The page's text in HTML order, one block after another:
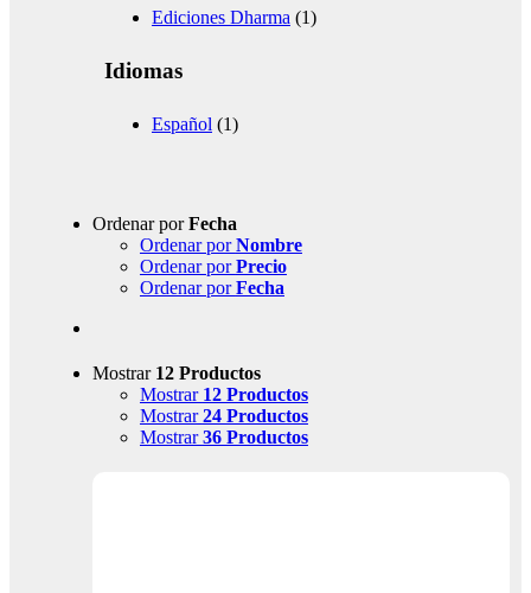
Ediciones Dharma (1)
Idiomas
Español (1)
Ordenar porFecha
Ordenar porNombre
Ordenar porPrecio
Ordenar porFecha
Mostrar 12 Productos
Mostrar 12 Productos
Mostrar24 Productos
Mostrar36 Productos